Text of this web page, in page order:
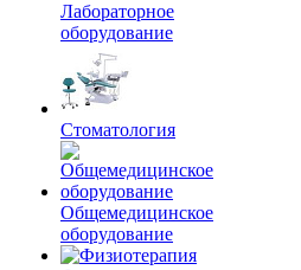
Лабораторное
оборудование
Стоматология
Общемедицинское
оборудование